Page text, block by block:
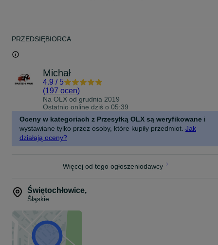
PRZEDSIĘBIORCA
Michał
4.9 / 5
(197 ocen)
Na OLX od grudnia 2019
Ostatnio online dziś o 05:39
Oceny w kategoriach z Przesyłką OLX są weryfikowane i
wystawiane tylko przez osoby, które kupiły przedmiot. Jak
działają oceny?
Więcej od tego ogłoszeniodawcy
Świętochłowice,
Śląskie